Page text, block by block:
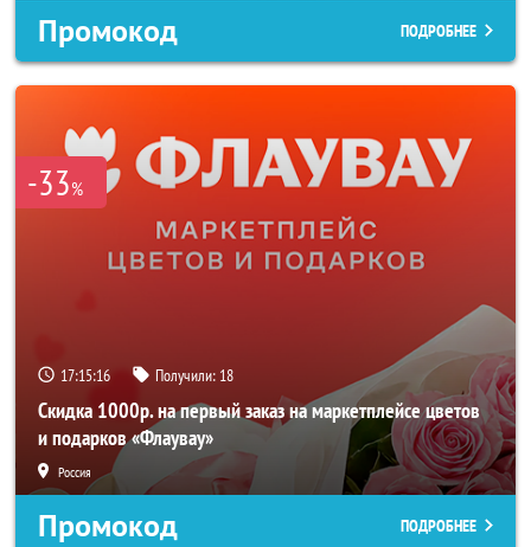
Промокод ПОДРОБНЕЕ
-33%
17:15:14 Получили: 18
Скидка 1000р. на первый заказ на маркетплейсе цветов
и подарков «Флаувау»
Россия
Промокод ПОДРОБНЕЕ